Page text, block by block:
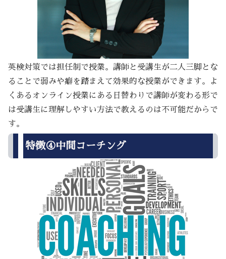
英検対策では担任制で授業。講師と受講生が二人三脚とな
ることで弱みや癖を踏まえて効果的な授業ができます。よ
くあるオンライン授業にある日替わりで講師が変わる形で
は受講生に理解しやすい方法で教えるのは不可能だからで
す。
特徴④中間コーチング